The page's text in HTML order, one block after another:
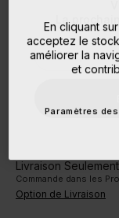
La
Livraison
Commande dans les
Option de Livraison
En cliquant
acceptez le
améliorer la
et
Paramètres